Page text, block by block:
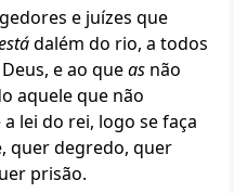
e juízes que
dalém do rio, a todos
e ao queas não
aquele que não
lei do rei, logo se faça
quer degredo, quer
prisão.